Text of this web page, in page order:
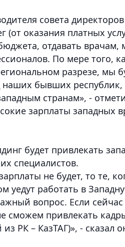
совета
(от оказания платных
отдавать
По мере того,
разрезе, мы
наших бывших
странам», -
зарплаты западных
будет привлекать
специалистов.
не будет, то те,
уедут работать в
вопрос. Если
сможем привлекать
РК – КазТАГ)», - сказал